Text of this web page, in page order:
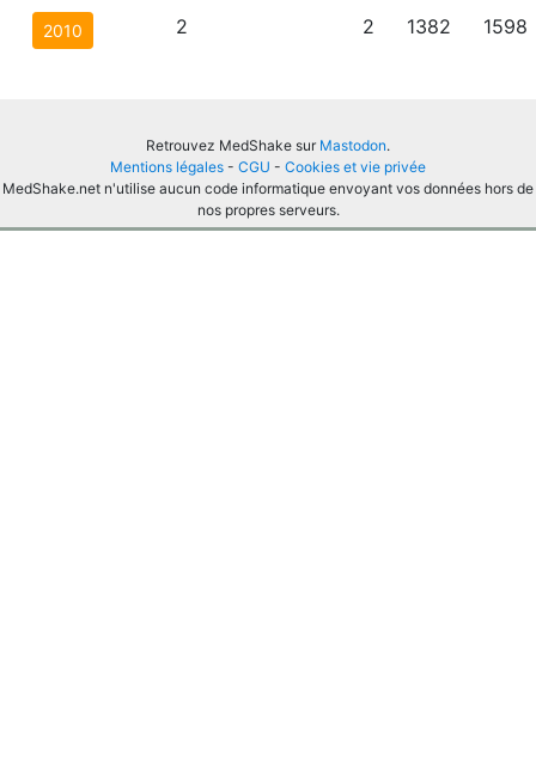
2010 2 2 1382 1598
Retrouvez MedShake sur Mastodon.
Mentions légales - CGU - Cookies et vie privée
MedShake.net n'utilise aucun code informatique envoyant vos données hors de
nos propres serveurs.